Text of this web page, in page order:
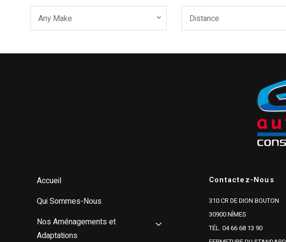
Any Make Distance
Accueil
Qui Sommes-Nous
Nos Aménagements et
Adaptations
Contactez-Nous
310 CR DE DION BOUTON
30900 NÎMES
TÉL. 04 66 68 13 90